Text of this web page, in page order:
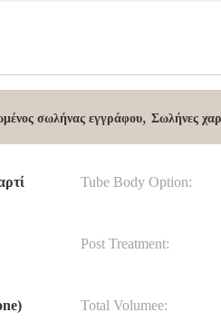
σωλήνας εγγράφου, Σωλήνες
Tube Body Option:
Post Treatment:
Total Volumee: